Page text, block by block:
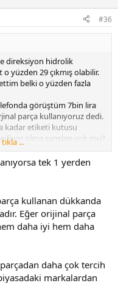
#36
direksiyon hidrolik
yüzden 29 çıkmış olabilir.
belki o yüzden fazla
görüştüm 7bin lira
parça kullanıyoruz dedi.
kadar etiketi kutusu
olma şansları yok mu?
bi tedirgin oldum
...
tek 1 yerden
kullanan dükkanda
Eğer orijinal parça
daha iyi hem daha
daha çok tercih
markalardan